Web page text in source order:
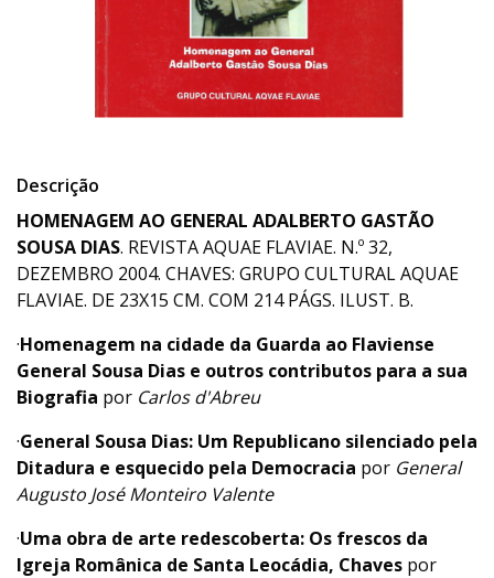
Descrição
HOMENAGEM AO GENERAL ADALBERTO GASTÃO
SOUSA DIAS. REVISTA AQUAE FLAVIAE. N.º 32,
DEZEMBRO 2004. CHAVES: GRUPO CULTURAL AQUAE
FLAVIAE. DE 23X15 CM. COM 214 PÁGS. ILUST. B.
·Homenagem na cidade da Guarda ao Flaviense
General Sousa Dias e outros contributos para a sua
Biografia por Carlos d'Abreu
·General Sousa Dias: Um Republicano silenciado pela
Ditadura e esquecido pela Democracia por General
Augusto José Monteiro Valente
·Uma obra de arte redescoberta: Os frescos da
Igreja Românica de Santa Leocádia, Chaves por